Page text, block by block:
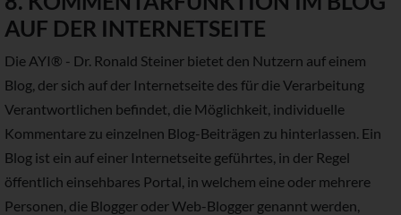
AUF DER INTERNETSEITE
Die AYI® - Dr. Ronald Steiner bietet den Nutzern auf einem
Blog, der sich auf der Internetseite des für die Verarbeitung
Verantwortlichen befindet, die Möglichkeit, individuelle
Kommentare zu einzelnen Blog-Beiträgen zu hinterlassen. Ein
Blog ist ein auf einer Internetseite geführtes, in der Regel
öffentlich einsehbares Portal, in welchem eine oder mehrere
Personen, die Blogger oder Web-Blogger genannt werden,